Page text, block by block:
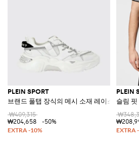
PLEIN SPORT
브랜드 풀탭 장식의 메시 소재 레이스업 로우
₩409,315
₩204,658
-50%
PLEIN
슬림